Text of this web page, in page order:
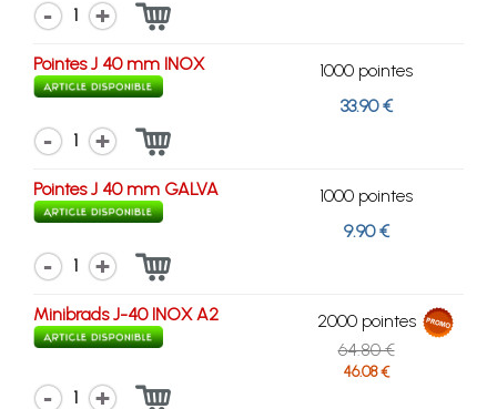
1
Pointes J 40 mm INOX
1000 pointes
33.90 €
1
Pointes J 40 mm GALVA
1000 pointes
9.90 €
1
Minibrads J-40 INOX A2
2000 pointes
64.80 €
46.08 €
1